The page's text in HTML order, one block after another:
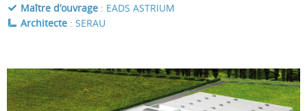
Maître d’ouvrage : EADS ASTRIUM
Architecte : SERAU